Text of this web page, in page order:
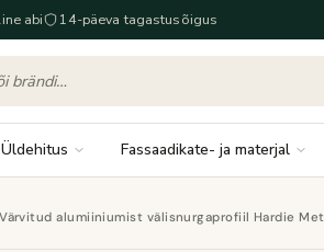
abi 14-päeva tagastusõigus
Üldehitus Fassaadikate- ja materjal
alumiiniumist välisnurgaprofiil Hardie